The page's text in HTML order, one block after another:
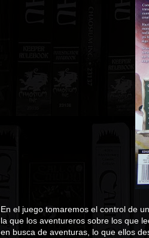
En el juego tomaremos el control de
la que los aventureros sobre los que
en busca de aventuras, lo que ellos